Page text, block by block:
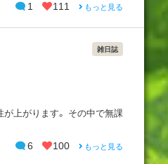
1 111 もっと見る
雑日誌
上がります。 その中で無課
6 100 もっと見る